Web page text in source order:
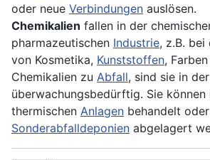
oder neue Verbindungen auslösen.
Chemikalien fallen in der
pharmazeutischen Industrie, z.B. bei
von Kosmetika, Kunststoffen,
Chemikalien zu Abfall, sind sie in
überwachungsbedürftig. Sie können
thermischen Anlagen behandelt
Sonderabfalldeponien abgelagert